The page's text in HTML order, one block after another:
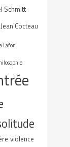
Schmitt
Jean Cocteau
Lafon
violence